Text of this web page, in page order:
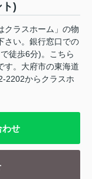
)
ラスホーム」の物
さい。銀行窓口での
徒歩6分)。こちら
す。大府市の東海道
2202からクラスホ
わせ